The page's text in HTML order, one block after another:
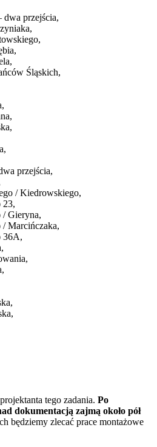
dwa przejścia,
Śląskich,
przejścia,
/ Kiedrowskiego,
23,
Gieryna,
Marcińczaka,
36A,
tego zadania. Po
dokumentacją zajmą około pół
będziemy zlecać prace montażowe